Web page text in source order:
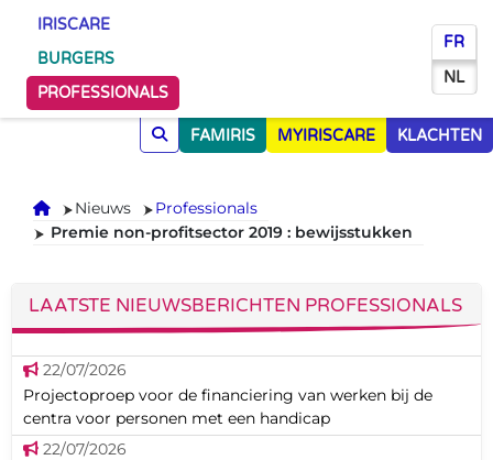
IRISCARE
BURGERS
PROFESSIONALS
FR
NL
FAMIRIS MYIRISCARE KLACHTEN
Onthaal
Nieuws
Professionals
Premie non-profitsector 2019 : bewijsstukken
LAATSTE NIEUWSBERICHTEN PROFESSIONALS
22/07/2026
Projectoproep voor de financiering van werken bij de
centra voor personen met een handicap
22/07/2026